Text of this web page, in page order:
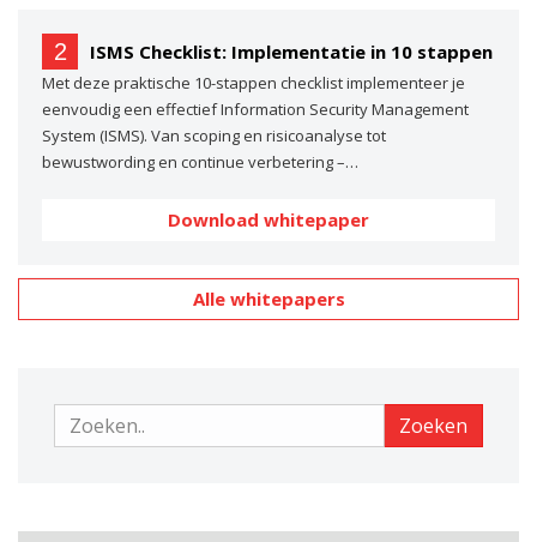
2 ISMS Checklist: Implementatie in 10 stappen
Met deze praktische 10-stappen checklist implementeer je
eenvoudig een effectief Information Security Management
System (ISMS). Van scoping en risicoanalyse tot
bewustwording en continue verbetering –…
Download whitepaper
Alle whitepapers
Zoeken Zoeken